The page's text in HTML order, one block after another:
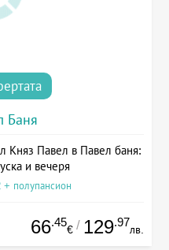
Баня
Княз Павел в Павел баня:
и вечеря
полупансион
66.45
€ / 129.97
лв.